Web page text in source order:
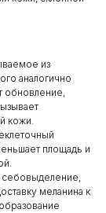
из
аналогично
обновление,
кожи.
площадь и
себовыделение,
меланина к